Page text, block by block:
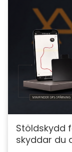
Stöldskydd
skyddar du